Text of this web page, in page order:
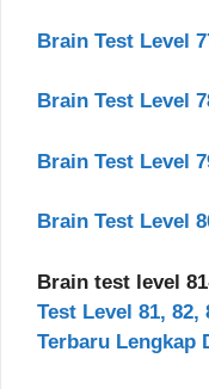
Brain Test Level
Brain Test Level
Brain Test Level
Brain Test Level
Brain test level
Test Level 81, 82,
Terbaru Lengkap